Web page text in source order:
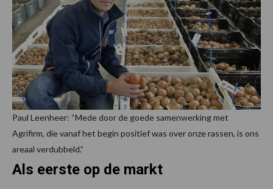
Paul Leenheer: “Mede door de goede samenwerking met
Agrifirm, die vanaf het begin positief was over onze rassen, is ons
areaal verdubbeld.”
Als eerste op de markt